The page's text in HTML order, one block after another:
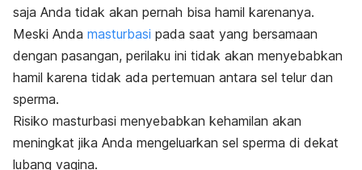
saja Anda tidak akan pernah bisa hamil karenanya.
Meski Anda masturbasi pada saat yang bersamaan
dengan pasangan, perilaku ini tidak akan menyebabkan
hamil karena tidak ada pertemuan antara sel telur dan
sperma.
Risiko masturbasi menyebabkan kehamilan akan
meningkat jika Anda mengeluarkan sel sperma di dekat
lubang vagina.